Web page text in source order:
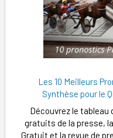
Les 10 Meilleurs
Synthèse pour le
Découvrez le tableau
gratuits de la presse,
Gratuit et la revue de